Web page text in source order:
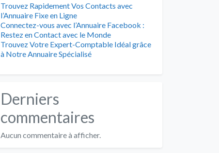
Trouvez Rapidement Vos Contacts avec
l’Annuaire Fixe en Ligne
Connectez-vous avec l’Annuaire Facebook :
Restez en Contact avec le Monde
Trouvez Votre Expert-Comptable Idéal grâce
à Notre Annuaire Spécialisé
Derniers
commentaires
Aucun commentaire à afficher.